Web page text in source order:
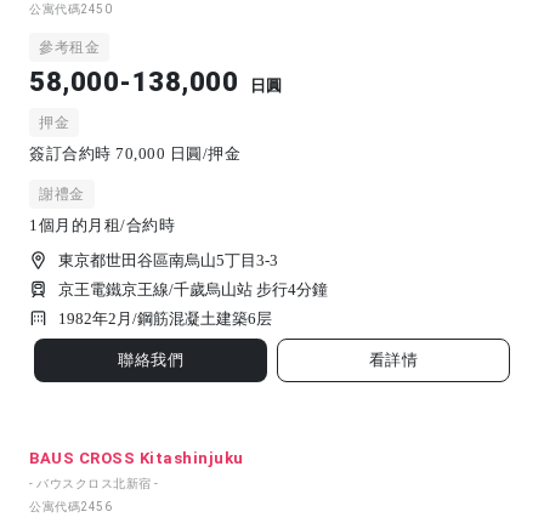
公寓代碼2450
參考租金
58,000-138,000 日圓
押金
簽訂合約時 70,000 日圓/押金
謝禮金
1個月的月租/合約時
東京都世田谷區南烏山5丁目3-3
京王電鐵京王線/千歲烏山站 步行4分鐘
1982年2月/鋼筋混凝土建築6 层
聯絡我們 看詳情
BAUS CROSS Kitashinjuku
- バウスクロス北新宿 -
公寓代碼2456